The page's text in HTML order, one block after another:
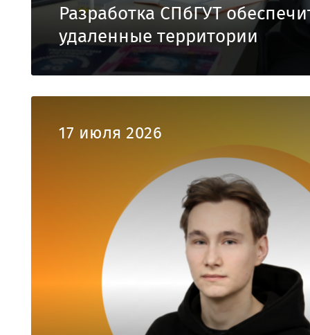
Разработка СПбГУТ
удаленные территории
17 июля 2026